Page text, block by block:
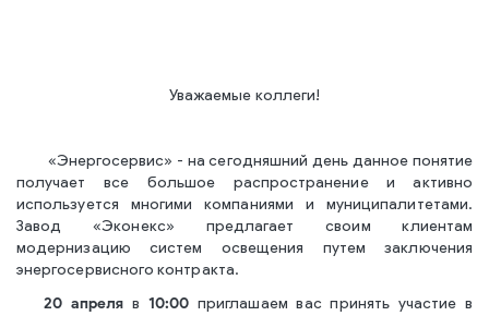
Уважаемые коллеги!
«Энергосервис» - на сегодняшний день данное понятие
получает все большое распространение и активно
используется многими компаниями и муниципалитетами.
Завод «Эконекс» предлагает своим клиентам
модернизацию систем освещения путем заключения
энергосервисного контракта.
20 апреля в 10:00 приглашаем вас принять участие в